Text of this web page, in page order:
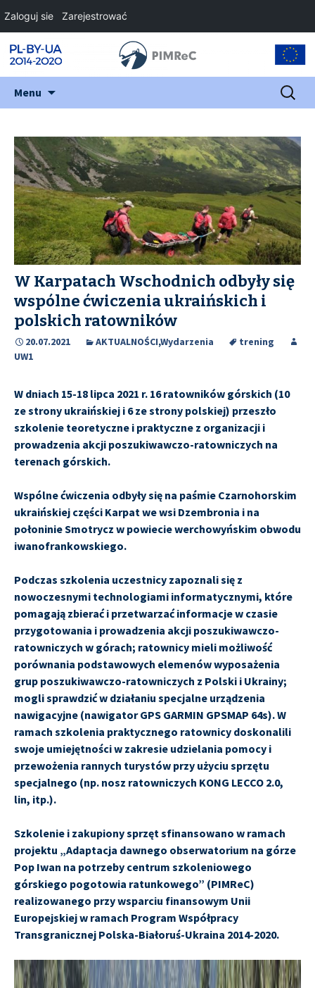
Menu Szukaj:
W Karpatach Wschodnich odbyły się
wspólne ćwiczenia ukraińskich i
polskich ratowników
20.07.2021 AKTUALNOŚCI,Wydarzenia
trening
UW1
W dniach 15-18 lipca 2021 r. 16 ratowników górskich (10
ze strony ukraińskiej i 6 ze strony polskiej) przeszło
szkolenie teoretyczne i praktyczne z organizacji i
prowadzenia akcji poszukiwawczo-ratowniczych na
terenach górskich.
Wspólne ćwiczenia odbyły się na paśmie Czarnohorskim
ukraińskiej części Karpat we wsi Dzembronia i na
połoninie Smotrycz w powiecie werchowyńskim obwodu
iwanofrankowskiego.
Podczas szkolenia uczestnicy zapoznali się z
nowoczesnymi technologiami informatycznymi, które
pomagają zbierać i przetwarzać informacje w czasie
przygotowania i prowadzenia akcji poszukiwawczo-
ratowniczych w górach; ratownicy mieli możliwość
porównania podstawowych elemenów wyposażenia
grup poszukiwawczo-ratowniczych z Polski i Ukrainy;
mogli sprawdzić w działaniu specjalne urządzenia
nawigacyjne (nawigator GPS GARMIN GPSMAP 64s). W
ramach szkolenia praktycznego ratownicy doskonalili
swoje umiejętności w zakresie udzielania pomocy i
przewożenia rannych turystów przy użyciu sprzętu
specjalnego (np. nosz ratowniczych KONG LECCO 2.0,
lin, itp.).
Szkolenie i zakupiony sprzęt sfinansowano w ramach
projektu „Adaptacja dawnego obserwatorium na górze
Pop Iwan na potrzeby centrum szkoleniowego
górskiego pogotowia ratunkowego” (PIMReC)
realizowanego przy wsparciu finansowym Unii
Europejskiej w ramach Program Współpracy
Transgranicznej Polska-Białoruś-Ukraina 2014-2020.
Zaloguj sie Zarejestrować